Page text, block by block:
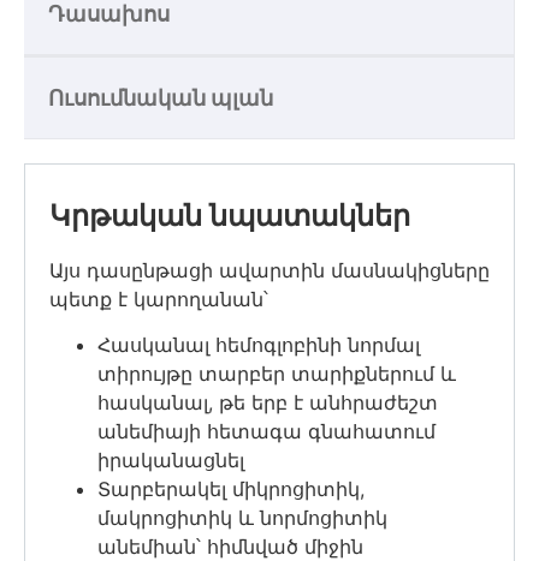
Դասախոս
Ուսումնական պլան
Կրթական նպատակներ
Այս դասընթացի ավարտին մասնակիցները
պետք է կարողանան՝
Հասկանալ հեմոգլոբինի նորմալ
տիրույթը տարբեր տարիքներում և
հասկանալ, թե երբ է անհրաժեշտ
անեմիայի հետագա գնահատում
իրականացնել
Տարբերակել միկրոցիտիկ,
մակրոցիտիկ և նորմոցիտիկ
անեմիան՝ հիմնված միջին